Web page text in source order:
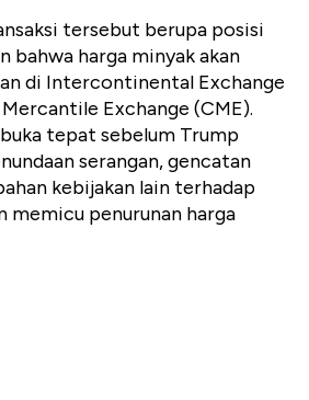
tersebut berupa posisi
bahwa harga minyak akan
di Intercontinental Exchange
Exchange (CME).
tepat sebelum Trump
serangan, gencatan
kebijakan lain terhadap
memicu penurunan harga